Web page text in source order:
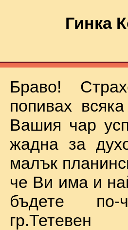
Гинка
Браво!
попивах
Вашия чар
жадна за
малък
че Ви има и
бъдете
гр.Тетевен